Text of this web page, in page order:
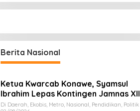
Berita Nasional
Ketua Kwarcab Konawe, Syamsul
Ibrahim Lepas Kontingen Jamnas XII
2026
Di Daerah, Ekobis, Metro, Nasional, Pendidikan, Politik